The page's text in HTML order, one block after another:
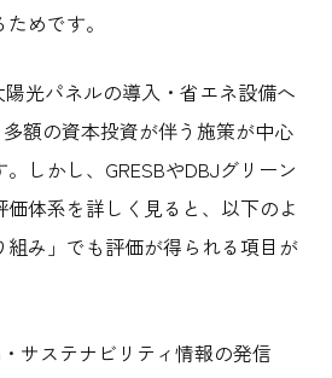
めです。
光パネルの導入・省エネ設備へ
額の資本投資が伴う施策が中心
しかし、GRESBやDBJグリーン
価体系を詳しく見ると、以下のよ
組み」でも評価が得られる項目が
サステナビリティ情報の発信